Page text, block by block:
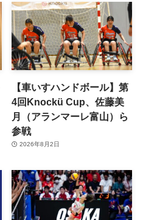
【車いすハンドボール】第
4回Knockü Cup、佐藤美
月（アランマーレ富山）ら
参戦
2026年8月2日